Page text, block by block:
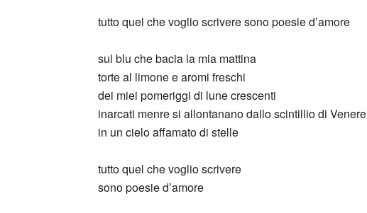
tutto quel che voglio scrivere sono poesie d’amore
sul blu che bacia la mia mattina
torte al limone e aromi freschi
dei miei pomeriggi di lune crescenti
inarcati menre si allontanano dallo scintillio di Venere
in un cielo affamato di stelle
tutto quel che voglio scrivere
sono poesie d’amore